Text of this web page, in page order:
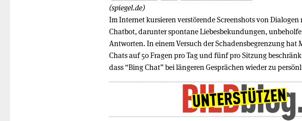
(spiegel.de)
Im Internet kursieren verstörende Screenshots von Dialogen
Chatbot, darunter spontane Liebesbekundungen,
Antworten. In einem Versuch der Schadensbegrenzung hat
Chats auf 50 Fragen pro Tag und fünf pro Sitzung
dass “Bing Chat” bei längeren Gesprächen wieder zu